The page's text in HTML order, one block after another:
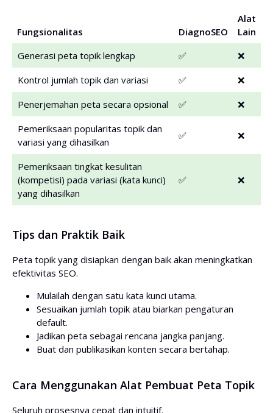
Fungsionalitas DiagnoSEO
Alat
Lain
Generasi peta topik lengkap
✅
❌
Kontrol jumlah topik dan variasi
✅
❌
Penerjemahan peta secara opsional
✅
❌
Pemeriksaan popularitas topik dan
variasi yang dihasilkan
✅ ❌
Pemeriksaan tingkat kesulitan
(kompetisi) pada variasi (kata kunci)
yang dihasilkan
✅ ❌
Tips dan Praktik Baik
Peta topik yang disiapkan dengan baik akan meningkatkan
efektivitas SEO.
Mulailah dengan satu kata kunci utama.
Sesuaikan jumlah topik atau biarkan pengaturan
default.
Jadikan peta sebagai rencana jangka panjang.
Buat dan publikasikan konten secara bertahap.
Cara Menggunakan Alat Pembuat Peta Topik
Seluruh prosesnya cepat dan intuitif.